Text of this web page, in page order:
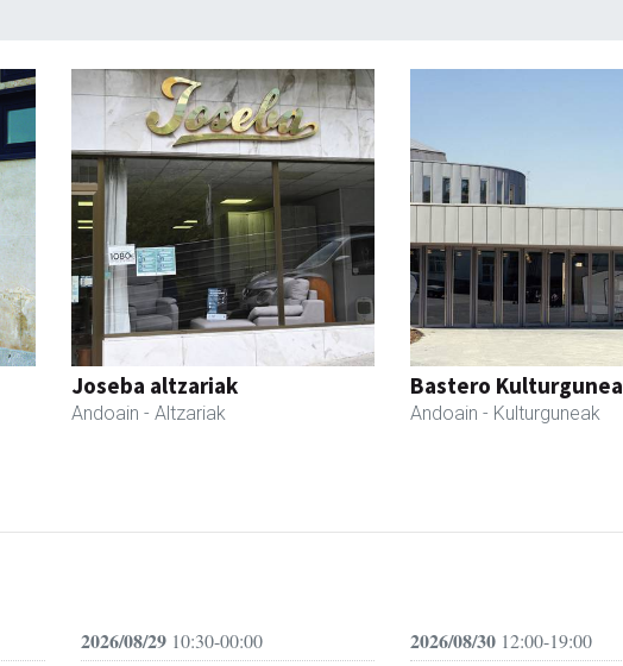
Joseba altzariak
Andoain - Altzariak
Bastero Kulturgunea
Andoain - Kulturguneak
2026/08/2910:30-00:00
2026/08/30 12:00-19:00